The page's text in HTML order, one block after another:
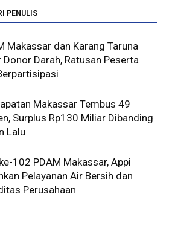
PENULIS
Makassar dan Karang Taruna
Donor Darah, Ratusan Peserta
Makassar Tembus 49
Surplus Rp130 Miliar Dibanding
Lalu
102 PDAM Makassar, Appi
Pelayanan Air Bersih dan
Perusahaan